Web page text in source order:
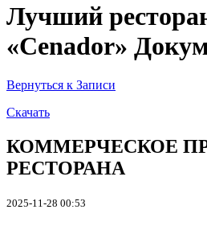
Лучший
«Cenador»
Вернуться к Записи
Скачать
КОММЕРЧЕСКОЕ
РЕСТОРАНА
2025-11-28 00:53